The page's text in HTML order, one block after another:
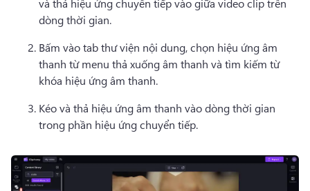
và thả hiệu ứng chuyển tiếp vào giữa video clip trên
dòng thời gian.
Bấm vào tab thư viện nội dung, chọn hiệu ứng âm
thanh từ menu thả xuống âm thanh và tìm kiếm từ
khóa hiệu ứng âm thanh.
Kéo và thả hiệu ứng âm thanh vào dòng thời gian
trong phần hiệu ứng chuyển tiếp.